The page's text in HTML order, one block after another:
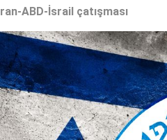
İran-ABD-İsrail çatışması